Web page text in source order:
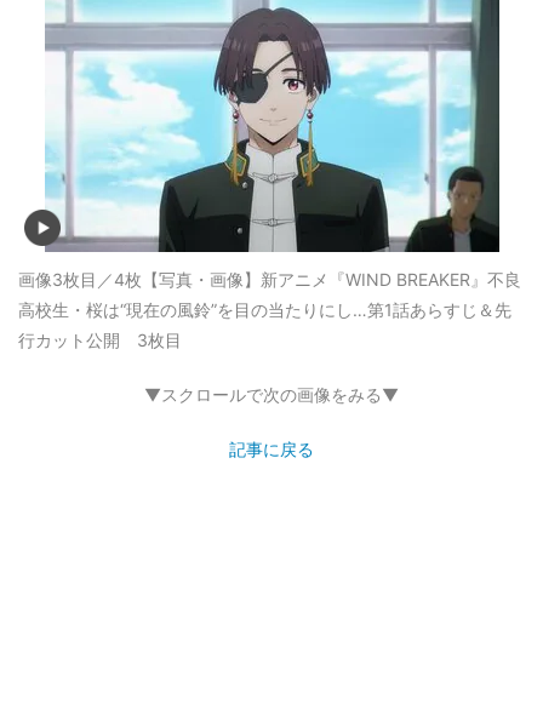
画像3枚目／4枚 【写真・画像】新アニメ『WIND BREAKER』不良
高校生・桜は“現在の風鈴”を目の当たりにし…第1話あらすじ＆先
行カット公開 3枚目
▼スクロールで次の画像をみる▼
記事に戻る